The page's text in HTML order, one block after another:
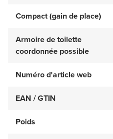
Compact (gain de place)
Armoire de toilette
coordonnée possible
Numéro d'article web
EAN / GTIN
Poids